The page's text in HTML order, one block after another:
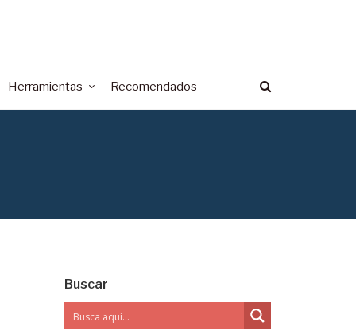
Herramientas Recomendados
Buscar